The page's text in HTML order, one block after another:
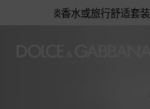
蓝淡香水或旅行舒适套装1